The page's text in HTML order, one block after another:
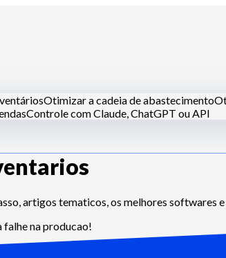
Otimizar a cadeia de abastecimento
Controle com Claude, ChatGPT ou API
artigos tematicos, os melhores softwares
falhe na producao!